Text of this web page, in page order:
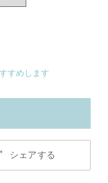
すめします
シェアする